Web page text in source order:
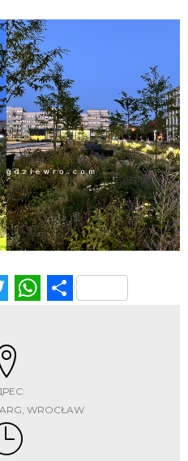
TwitterWhatsApp
WROCŁAW